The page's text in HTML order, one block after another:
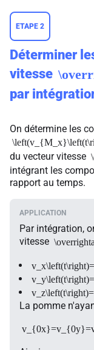
ETAPE 2
Déterminer
vitesse
par
On détermine les
du vecteur vitesse
intégrant les
rapport au temps.
Par intégration,
vitesse
La pomme